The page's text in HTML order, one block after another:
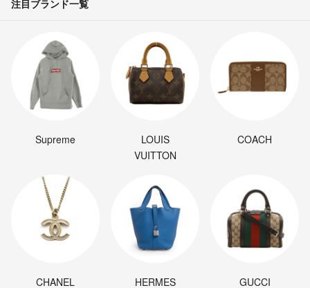
注目ブランド一覧
Supreme
LOUIS
VUITTON
COACH
CHANEL HERMES GUCCI